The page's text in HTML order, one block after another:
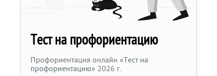
Тест на профориентацию
Профориентация онлайн «Тест на
профориентацию» 2026 г.